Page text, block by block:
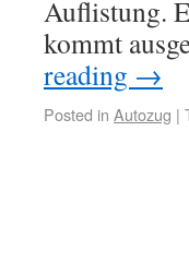
Auflistung.
kommt
reading →
Posted in Autozug |